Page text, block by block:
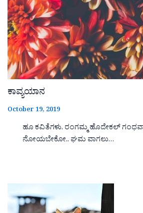
ಕಾವ್ಯಯಾನ
October 19, 2019
ಹೂ ಕವಿತೆಗಳು. ರಂಗಮ್ಮ ಹೊದೇಕಲ್
ನೋಯಬೇಕೋ.. ಘಮ ವಾಗಲು…